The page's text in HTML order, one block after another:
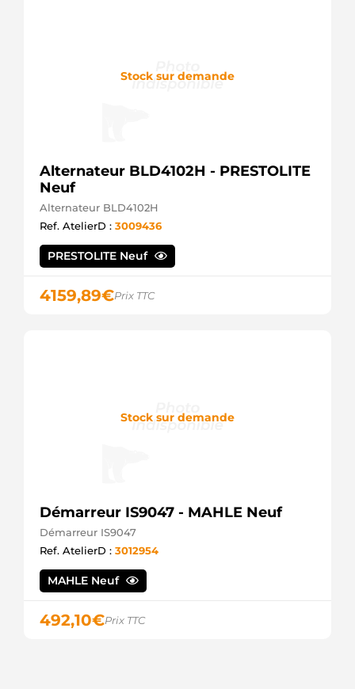
Stock sur demande
Alternateur BLD4102H - PRESTOLITE
Neuf
Alternateur BLD4102H
Ref. AtelierD : 3009436
PRESTOLITE Neuf
4159,89€Prix TTC
Stock sur demande
Démarreur IS9047 - MAHLE Neuf
Démarreur IS9047
Ref. AtelierD : 3012954
MAHLE Neuf
492,10€Prix TTC